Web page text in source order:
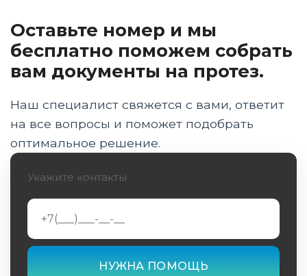
Какую группу инвалидности дают при
ампутации выше и ниже локтя
Оформление инвалидности при переломах
Пошаговый порядок прохождения МСЭ и
список необходимых документов
инвалидности без
ИПРА и получение технических средств
реабилитации для рук
Заключение и выводы эксперта
Оставьте номер и мы
бесплатно поможем собрать
вам документы на протез.
Наш специалист свяжется с вами, ответит
на все вопросы и поможет подобрать
оптимальное решение.
Укажите контакты